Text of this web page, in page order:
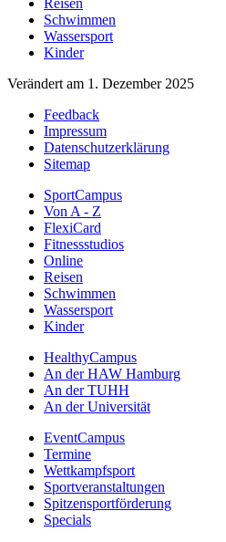
Reisen
Schwimmen
Wassersport
Kinder
Verändert am 1. Dezember 2025
Feedback
Impressum
Datenschutzerklärung
Sitemap
SportCampus
Von A - Z
FlexiCard
Fitnessstudios
Online
Reisen
Schwimmen
Wassersport
Kinder
HealthyCampus
An der HAW Hamburg
An der TUHH
An der Universität
EventCampus
Termine
Wettkampfsport
Sportveranstaltungen
Spitzensportförderung
Specials